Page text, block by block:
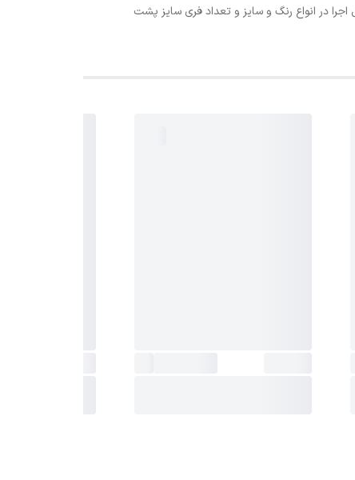
شده قابل اجرا در انواع رنگ و سایز و تعداد فری سایز پشت